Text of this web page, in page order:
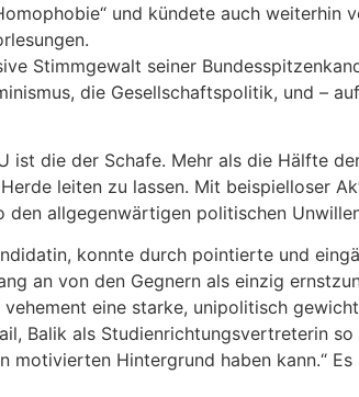
und kündete auch
Stimmgewalt seiner
die Gesellschaftspolitik, und –
die der Schafe. Mehr als die Hälfte
leiten zu lassen. Mit beispielloser
den allgegenwärtigen politischen
konnte durch pointierte und
an von den Gegnern als einzig
eine starke, unipolitisch
Balik als Studienrichtungsvertreterin
motivierten Hintergrund haben kann.“